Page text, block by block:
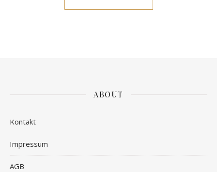
ABOUT
Kontakt
Impressum
AGB